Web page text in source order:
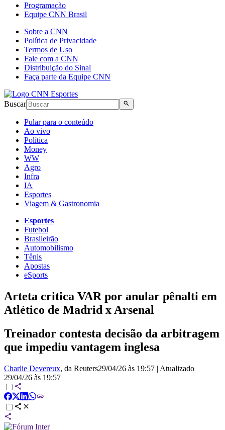
Programação
Equipe CNN Brasil
Sobre a CNN
Política de Privacidade
Termos de Uso
Fale com a CNN
Distribuição do Sinal
Faça parte da Equipe CNN
Buscar
Pular para o conteúdo
Ao vivo
Política
Money
WW
Agro
Infra
IA
Esportes
Viagem & Gastronomia
Esportes
Futebol
Brasileirão
Automobilismo
Tênis
Apostas
eSports
Arteta critica VAR por anular pênalti em
Atlético de Madrid x Arsenal
Treinador contesta decisão da arbitragem
que impediu vantagem inglesa
Charlie Devereux, da Reuters29/04/26 às 19:57 | Atualizado
29/04/26 às 19:57